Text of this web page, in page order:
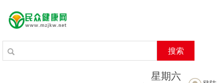
搜索
星期六